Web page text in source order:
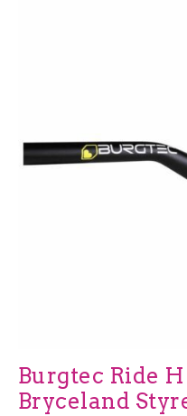
Burgtec Ride
Bryceland